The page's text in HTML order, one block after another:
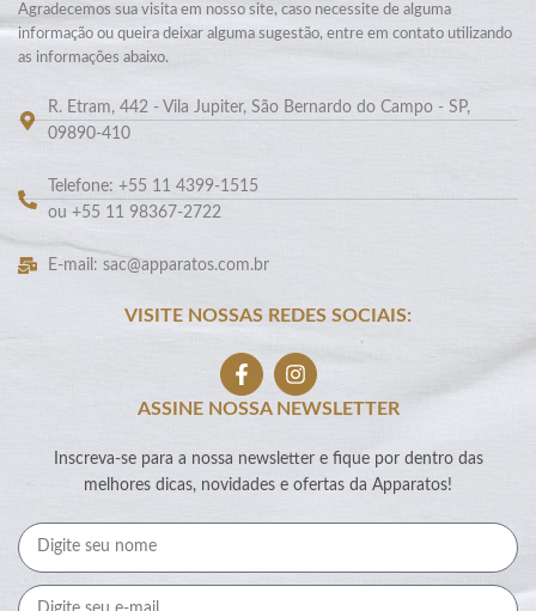
Agradecemos sua visita em nosso site, caso necessite de alguma
informação ou queira deixar alguma sugestão, entre em contato utilizando
as informações abaixo.
R. Etram, 442 - Vila Jupiter, São Bernardo do Campo - SP,
09890-410
Telefone: +55 11 4399-1515
ou +55 11 98367-2722
E-mail: sac@apparatos.com.br
VISITE NOSSAS REDES SOCIAIS:
ASSINE NOSSA NEWSLETTER
Inscreva-se para a nossa newsletter e fique por dentro das
melhores dicas, novidades e ofertas da Apparatos!